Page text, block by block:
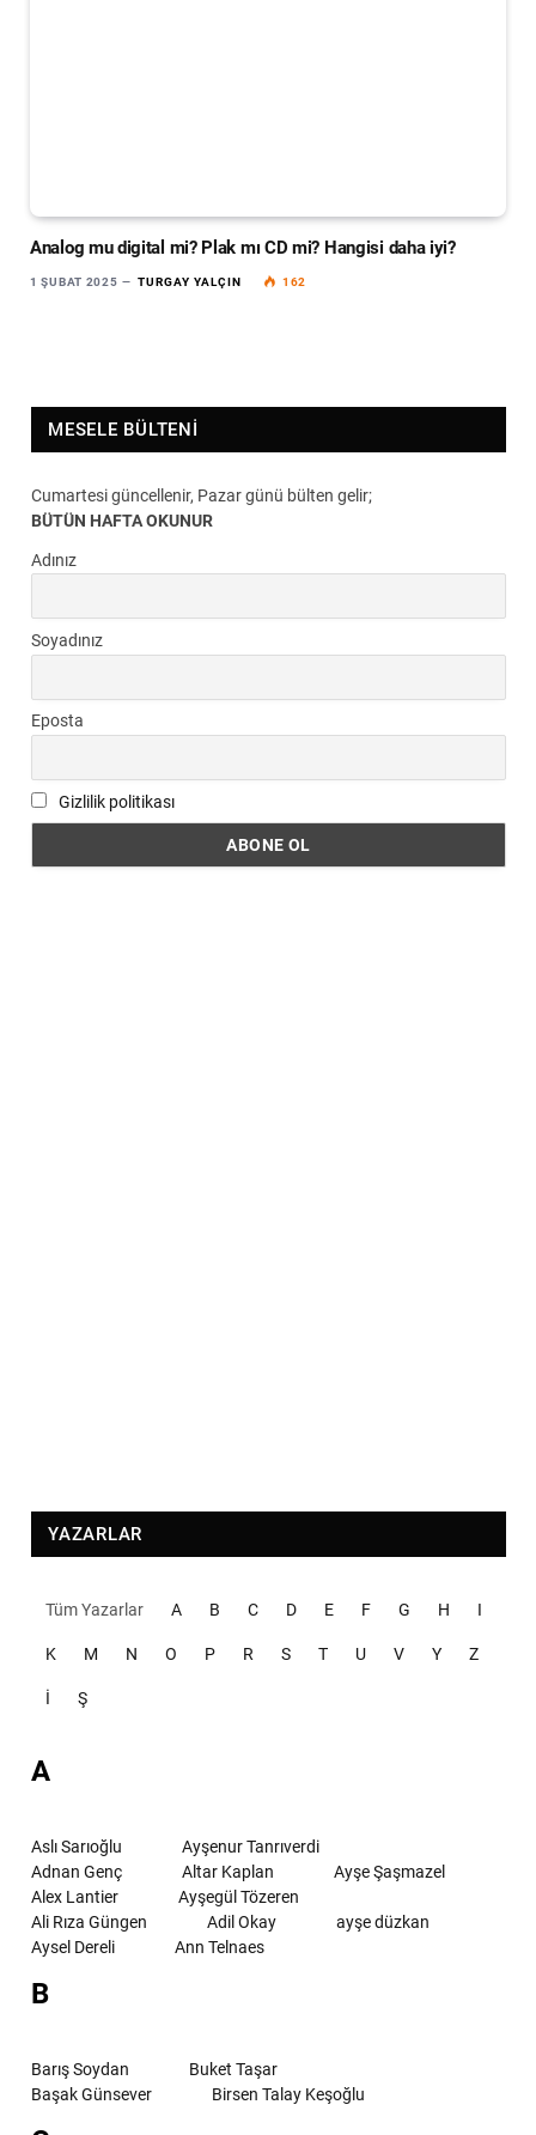
Analog mu digital mi? Plak mı CD mi? Hangisi daha iyi?
1 ŞUBAT 2025 TURGAY YALÇIN 162
MESELE BÜLTENI
Cumartesi güncellenir, Pazar günü bülten gelir;
BÜTÜN HAFTA OKUNUR
Adınız
Soyadınız
Eposta
Gizlilik politikası
YAZARLAR
Tüm Yazarlar A B C D E F G H I
K M N O P R S T U V Y Z
İ Ş
A
Aslı Sarıoğlu
Ayşenur Tanrıverdi
Adnan Genç
Altar Kaplan
Ayşe Şaşmazel
Alex Lantier
Ayşegül Tözeren
Ali Rıza Güngen
Adil Okay
ayşe düzkan
Aysel Dereli
Ann Telnaes
B
Barış Soydan
Buket Taşar
Başak Günsever
Birsen Talay Keşoğlu